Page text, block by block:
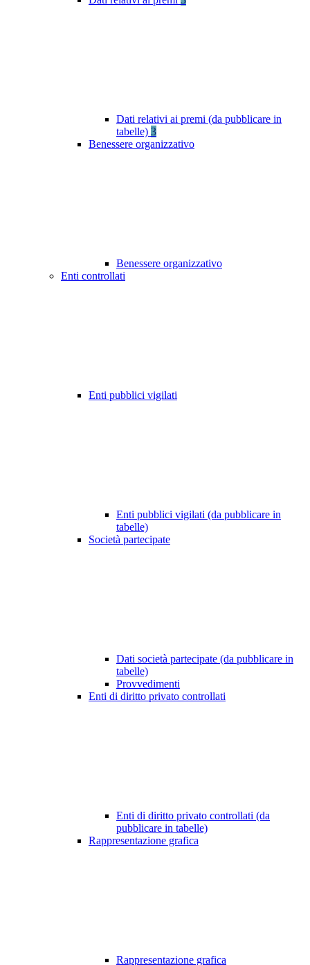
Dati relativi ai premi (da pubblicare in
tabelle) 3
Benessere organizzativo
Benessere organizzativo
Enti controllati
Enti pubblici vigilati
Enti pubblici vigilati (da pubblicare in
tabelle)
Società partecipate
Dati società partecipate (da pubblicare in
tabelle)
Provvedimenti
Enti di diritto privato controllati
Enti di diritto privato controllati (da
pubblicare in tabelle)
Rappresentazione grafica
Rappresentazione grafica